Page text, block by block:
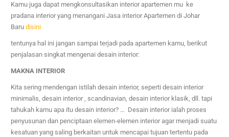
Kamu juga dapat mengkonsultasikan interior apartemen mu ke
pradana interior yang menanganiJasa interiorApartemen di Johar
Baru disini
tentunya hal ini jangan sampai terjadi pada apartemen kamu, berikut
penjalasan singkat mengenai desain interior:
MAKNA INTERIOR
Kita sering mendengan istilah desain interior, seperti desain interior
minimalis, desain interior , scandinavian, desain interior klasik, dll. tapi
tahukah kamu apa itu desain interior? … Desain interior ialah proses
penyusunan dan penciptaan elemen-elemen interior agar menjadi suatu
kesatuan yang saling berkaitan untuk mencapai tujuan tertentu pada